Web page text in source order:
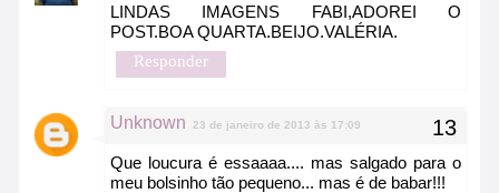
LINDAS IMAGENS FABI,ADOREI O
POST.BOA QUARTA.BEIJO.VALÉRIA.
Responder
Unknown 23 de janeiro de 2013 às 17:09
Que loucura é essaaaa.... mas salgado para o
meu bolsinho tão pequeno... mas é de babar!!!